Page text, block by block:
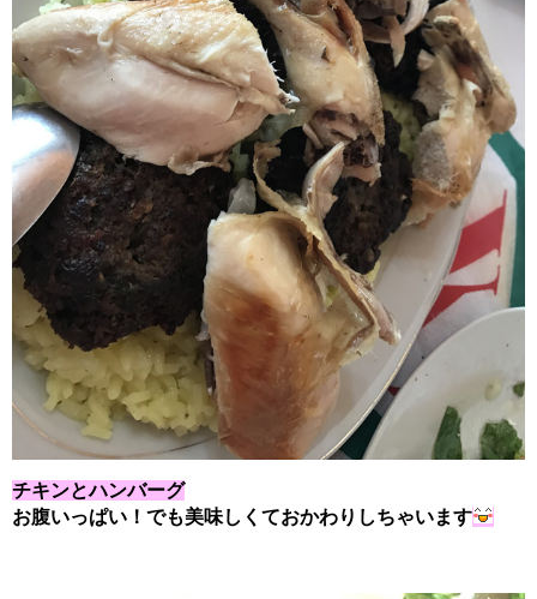
チキンとハンバーグ
お腹いっぱい！でも美味しくておかわりしちゃいます